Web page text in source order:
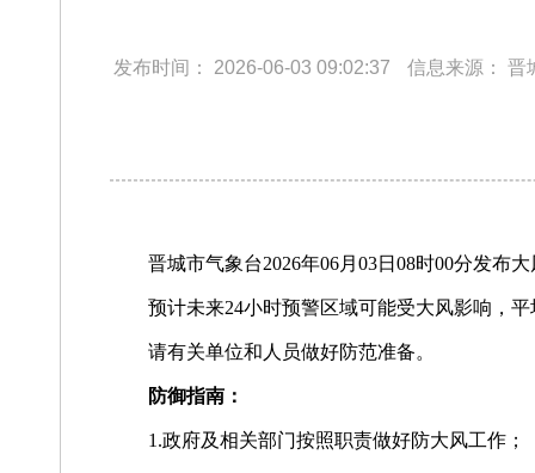
发布时间： 2026-06-03 09:02:37 信息来源： 晋
晋城市气象台2026年06月03日08时00分发布
预计未来24小时预警区域可能受大风影响，
请有关单位和人员做好防范准备。
防御指南：
1.政府及相关部门按照职责做好防大风工作；